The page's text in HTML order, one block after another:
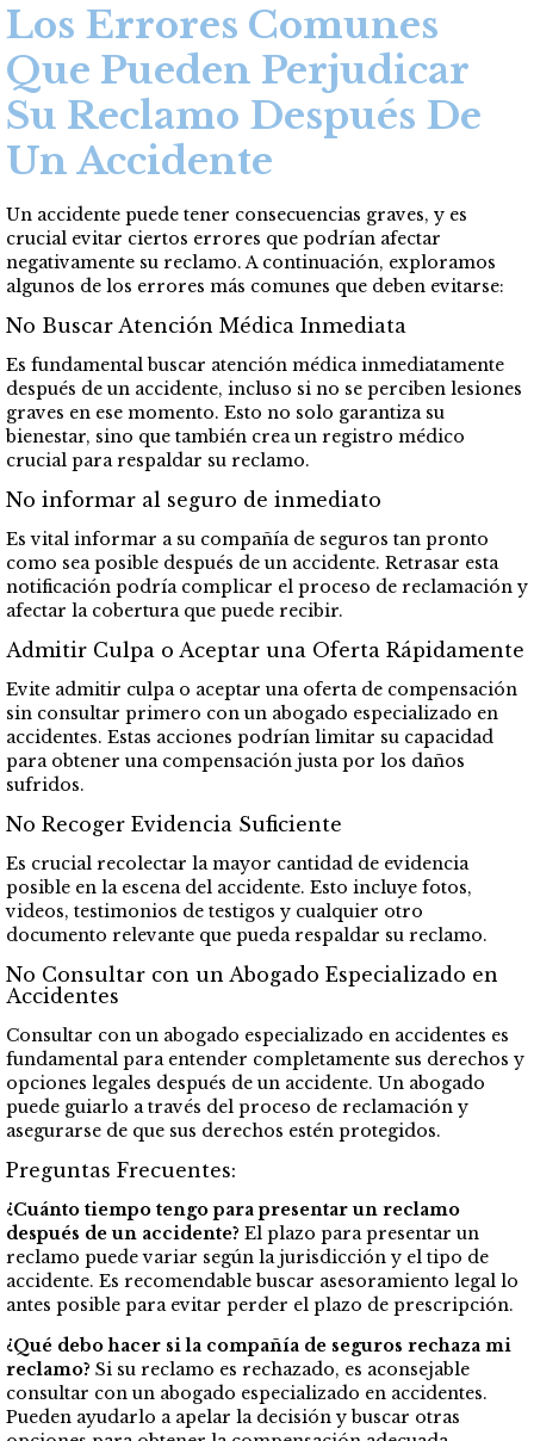
Los Errores Comunes
Que Pueden Perjudicar
Su Reclamo Después De
Un Accidente
Un accidente puede tener consecuencias graves, y es
crucial evitar ciertos errores que podrían afectar
negativamente su reclamo. A continuación, exploramos
algunos de los errores más comunes que deben evitarse:
No Buscar Atención Médica Inmediata
Es fundamental buscar atención médica inmediatamente
después de un accidente, incluso si no se perciben lesiones
graves en ese momento. Esto no solo garantiza su
bienestar, sino que también crea un registro médico
crucial para respaldar su reclamo.
No informar al seguro de inmediato
Es vital informar a su compañía de seguros tan pronto
como sea posible después de un accidente. Retrasar esta
notificación podría complicar el proceso de reclamación y
afectar la cobertura que puede recibir.
Admitir Culpa o Aceptar una Oferta Rápidamente
Evite admitir culpa o aceptar una oferta de compensación
sin consultar primero con un abogado especializado en
accidentes. Estas acciones podrían limitar su capacidad
para obtener una compensación justa por los daños
sufridos.
No Recoger Evidencia Suficiente
Es crucial recolectar la mayor cantidad de evidencia
posible en la escena del accidente. Esto incluye fotos,
videos, testimonios de testigos y cualquier otro
documento relevante que pueda respaldar su reclamo.
No Consultar con un Abogado Especializado en
Accidentes
Consultar con un abogado especializado en accidentes es
fundamental para entender completamente sus derechos y
opciones legales después de un accidente. Un abogado
puede guiarlo a través del proceso de reclamación y
asegurarse de que sus derechos estén protegidos.
Preguntas Frecuentes:
¿Cuánto tiempo tengo para presentar un reclamo
después de un accidente? El plazo para presentar un
reclamo puede variar según la jurisdicción y el tipo de
accidente. Es recomendable buscar asesoramiento legal lo
antes posible para evitar perder el plazo de prescripción.
¿Qué debo hacer si la compañía de seguros rechaza mi
reclamo? Si su reclamo es rechazado, es aconsejable
consultar con un abogado especializado en accidentes.
Pueden ayudarlo a apelar la decisión y buscar otras